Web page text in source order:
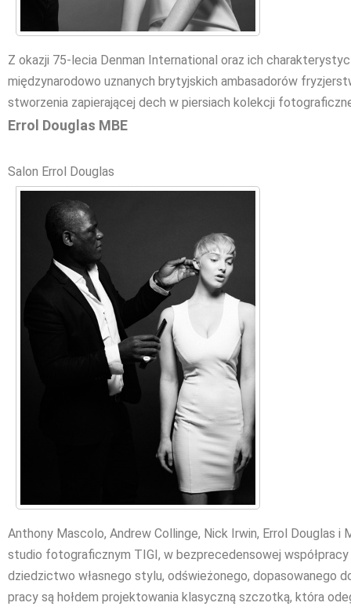
Z okazji 75-lecia Denman International oraz ich
międzynarodowo uznanych brytyjskich ambasadorów
stworzenia zapierającej dech w piersiach kolekcji
Errol Douglas MBE
Salon Errol Douglas
Anthony Mascolo, Andrew Collinge, Nick Irwin, Errol Douglas
studio fotograficznym TIGI, w bezprecedensowej
dziedzictwo własnego stylu, odświeżonego, dopasowanego
pracy są hołdem projektowania klasyczną szczotką, która